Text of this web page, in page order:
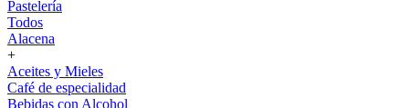
Pastelería
Todos
Alacena
+
Aceites y Mieles
Café de especialidad
Bebidas con Alcohol